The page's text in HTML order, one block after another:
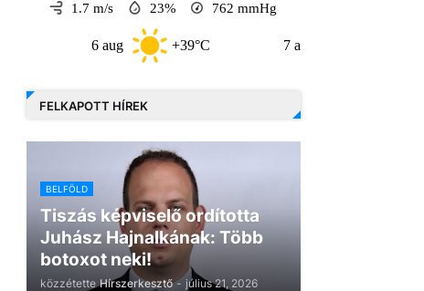
1.7 m/s 23% 762 mmHg
+39°C
FELKAPOTT HÍREK
BELFÖLD
Tiszás képviselő ordította
Juhász Hajnalkának: Több
botoxot neki!
közzétette Hírszerkesztő - július 21, 2026